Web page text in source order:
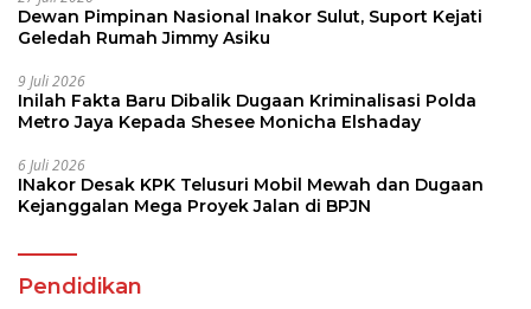
Dewan Pimpinan Nasional Inakor Sulut, Suport Kejati
Geledah Rumah Jimmy Asiku
9 Juli 2026
Inilah Fakta Baru Dibalik Dugaan Kriminalisasi Polda
Metro Jaya Kepada Shesee Monicha Elshaday
6 Juli 2026
INakor Desak KPK Telusuri Mobil Mewah dan Dugaan
Kejanggalan Mega Proyek Jalan di BPJN
Pendidikan